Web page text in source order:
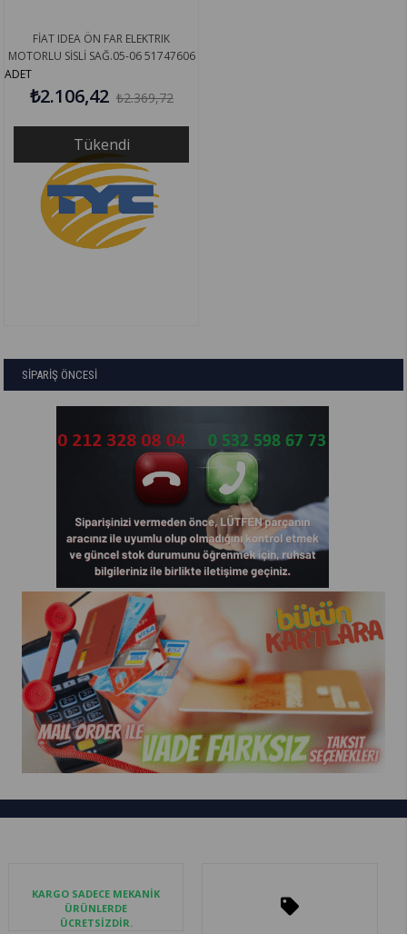
Tükendi
FİAT IDEA ÖN FAR ELEKTRIK
MOTORLU SİSLİ SAĞ.05-06 51747606
ADET
₺2.106,42 ₺2.369,72
SİPARİŞ ÖNCESİ
KARGO SADECE MEKANİK
ÜRÜNLERDE
ÜCRETSİZDİR.